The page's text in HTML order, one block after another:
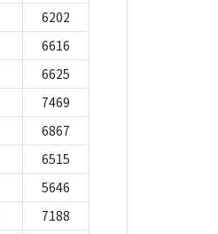
6202
6616
6625
7469
6867
6515
5646
7188